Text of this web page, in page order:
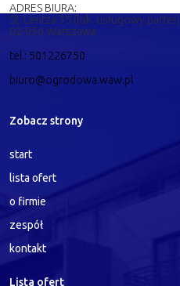
ADRES BIURA:
St. Lentza 35 (lok. usługowy parter)
02-956 Warszawa
tel.: 501226750
biuro@ogrodowa.waw.pl
Zobacz strony
start
lista ofert
o firmie
zespół
kontakt
Lista ofert